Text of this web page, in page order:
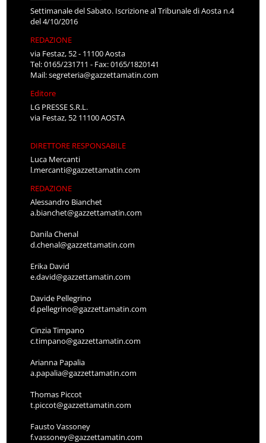
Settimanale del Sabato. Iscrizione al Tribunale di Aosta n.4
del 4/10/2016
REDAZIONE
via Festaz, 52 - 11100 Aosta
Tel: 0165/231711 - Fax: 0165/1820141
Mail:segreteria@gazzettamatin.com
Editore
LG PRESSE S.R.L.
via Festaz, 52 11100 AOSTA
DIRETTORE RESPONSABILE
Luca Mercanti
l.mercanti@gazzettamatin.com
REDAZIONE
Alessandro Bianchet
a.bianchet@gazzettamatin.com
Danila Chenal
d.chenal@gazzettamatin.com
Erika David
e.david@gazzettamatin.com
Davide Pellegrino
d.pellegrino@gazzettamatin.com
Cinzia Timpano
c.timpano@gazzettamatin.com
Arianna Papalia
a.papalia@gazzettamatin.com
Thomas Piccot
t.piccot@gazzettamatin.com
Fausto Vassoney
f.vassoney@gazzettamatin.com